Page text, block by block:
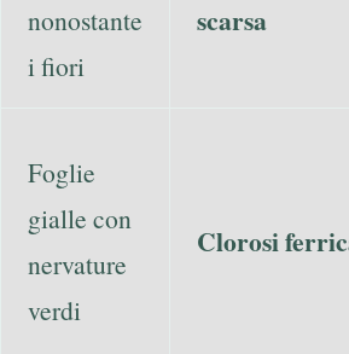
nonostante
i fiori
scarsa
Foglie
gialle con
nervature
verdi
Clorosi